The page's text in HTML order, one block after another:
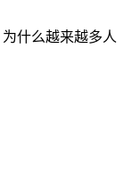
为什么越来越多人